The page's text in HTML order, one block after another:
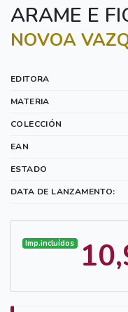
ARAME E
NOVOA
EDITORA
MATERIA
COLECCIÓN
EAN
ESTADO
DATA DE LANZAMENTO:
Imp.incluídos